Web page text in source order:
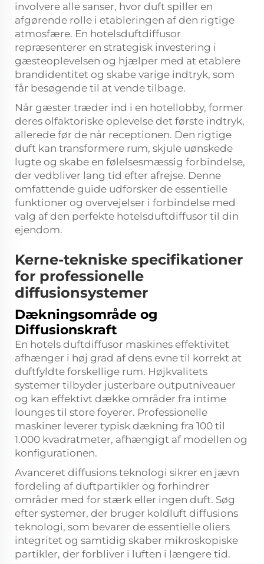
involvere alle sanser, hvor duft spiller en
afgørende rolle i etableringen af den rigtige
atmosfære. En hotelsduftdiffusor
repræsenterer en strategisk investering i
gæsteoplevelsen og hjælper med at etablere
brandidentitet og skabe varige indtryk, som
får besøgende til at vende tilbage.
Når gæster træder ind i en hotellobby, former
deres olfaktoriske oplevelse det første indtryk,
allerede før de når receptionen. Den rigtige
duft kan transformere rum, skjule uønskede
lugte og skabe en følelsesmæssig forbindelse,
der vedbliver lang tid efter afrejse. Denne
omfattende guide udforsker de essentielle
funktioner og overvejelser i forbindelse med
valg af den perfekte hotelsduftdiffusor til din
ejendom.
Kerne-tekniske specifikationer
for professionelle
diffusionsystemer
Dækningsområde og
Diffusionskraft
En hotels duftdiffusor maskines effektivitet
afhænger i høj grad af dens evne til korrekt at
duftfyldte forskellige rum. Højkvalitets
systemer tilbyder justerbare outputniveauer
og kan effektivt dække områder fra intime
lounges til store foyerer. Professionelle
maskiner leverer typisk dækning fra 100 til
1.000 kvadratmeter, afhængigt af modellen og
konfigurationen.
Avanceret diffusions teknologi sikrer en jævn
fordeling af duftpartikler og forhindrer
områder med for stærk eller ingen duft. Søg
efter systemer, der bruger koldluft diffusions
teknologi, som bevarer de essentielle oliers
integritet og samtidig skaber mikroskopiske
partikler, der forbliver i luften i længere tid.